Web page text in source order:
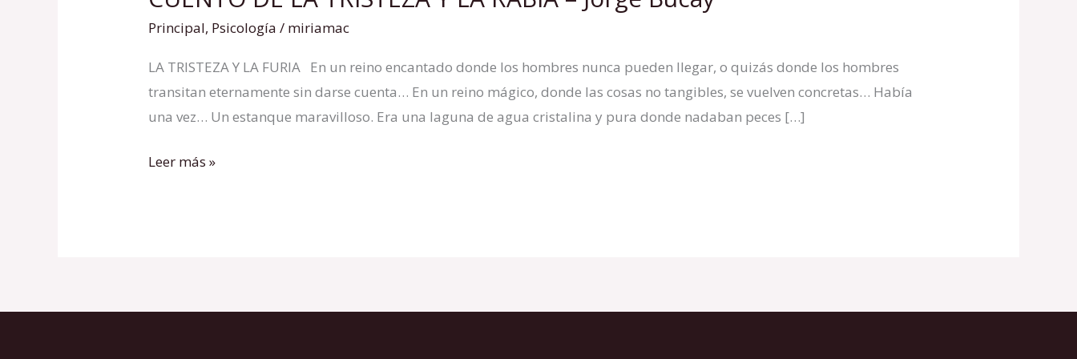
Principal, Psicología / miriamac
LA TRISTEZA Y LA FURIA En un reino encantado donde los hombres nunca pueden llegar, o quizás donde los hombres
transitan eternamente sin darse cuenta… En un reino mágico, donde las cosas no tangibles, se vuelven concretas… Había
una vez… Un estanque maravilloso. Era una laguna de agua cristalina y pura donde nadaban peces […]
DE
TRISTEZA
Y
LA
–
Leer más »